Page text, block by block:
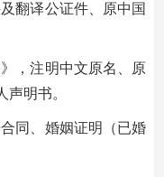
翻译公证件、原中国
，注明中文原名、原
明书。
同、婚姻证明（已婚